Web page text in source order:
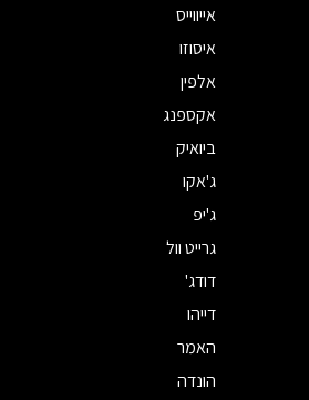
אייווייס
איסוזו
אלפין
אקספנג
ביואיק
ג'אקו
ג'יפ
גרייט וול
דודג'
דייהו
האמר
הונדה